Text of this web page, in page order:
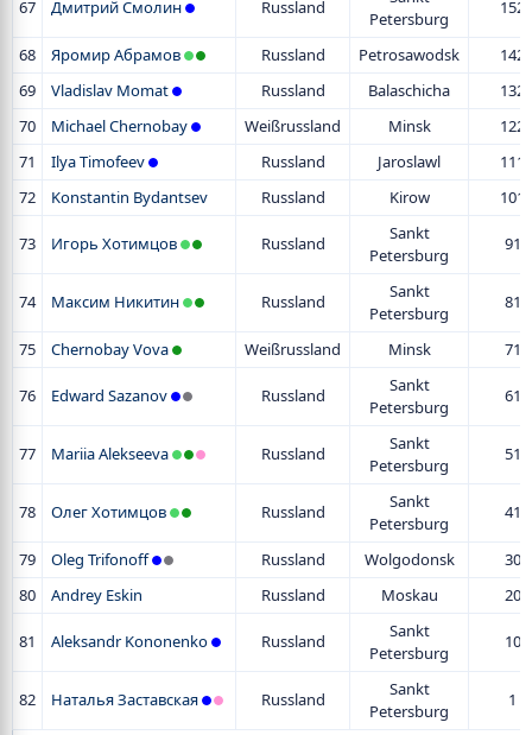
67 Дмитрий Смолин Russland
Petersburg
152
68 Яромир Абрамов Russland Petrosawodsk
142
69
Vladislav Momat Russland Balaschicha
132
70
Michael Chernobay Weißrussland Minsk
122
71
Ilya Timofeev Russland Jaroslawl
111
72
Konstantin Bydantsev Russland Kirow 101
73 Игорь Хотимцов Russland
Sankt
Petersburg
91
74 Максим Никитин Russland
Sankt
Petersburg
81
75 Chernobay Vova Weißrussland Minsk 71
76 Edward Sazanov Russland
Sankt
Petersburg
61
77 Mariia Alekseeva Russland
Sankt
Petersburg
51
78 Олег Хотимцов Russland
Sankt
Petersburg
41
79 Oleg Trifonoff Russland Wolgodonsk
30
80
Andrey Eskin Russland Moskau 20
81 Aleksandr Kononenko Russland
Sankt
Petersburg
10
82 Наталья Заставская Russland
Sankt
Petersburg
1